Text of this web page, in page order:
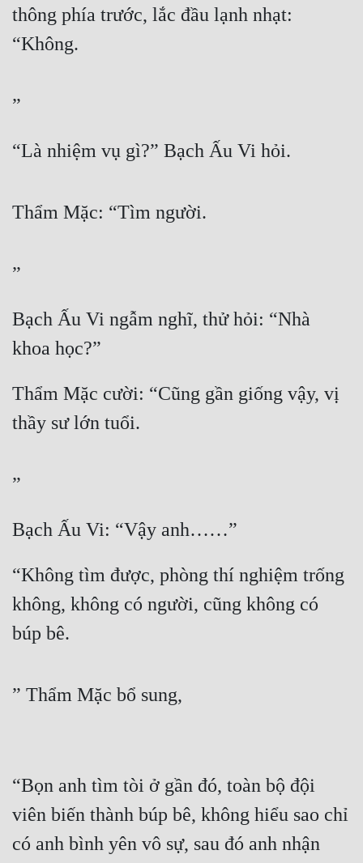
thông phía trước, lắc đầu lạnh nhạt:
“Không.
”
“Là nhiệm vụ gì?” Bạch Ấu Vi hỏi.
Thẩm Mặc: “Tìm người.
”
Bạch Ấu Vi ngẫm nghĩ, thử hỏi: “Nhà
khoa học?”
Thẩm Mặc cười: “Cũng gần giống vậy, vị
thầy sư lớn tuổi.
”
Bạch Ấu Vi: “Vậy anh……”
“Không tìm được, phòng thí nghiệm trống
không, không có người, cũng không có
búp bê.
” Thẩm Mặc bổ sung,
“Bọn anh tìm tòi ở gần đó, toàn bộ đội
viên biến thành búp bê, không hiểu sao chỉ
có anh bình yên vô sự, sau đó anh nhận